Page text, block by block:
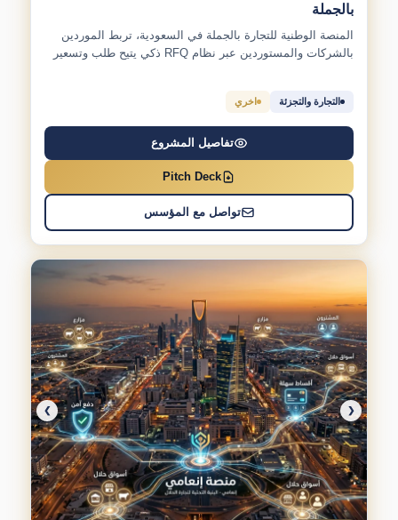
بالجملة
المنصة الوطنية للتجارة بالجملة في السعودية، تربط الموردين
بالشركات والمستوردين عبر نظام RFQ ذكي يتيح طلب وتسعير
التجارة والتجزئة اخري
تفاصيل المشروع
Pitch Deck
تواصل مع المؤسس
❮
❯